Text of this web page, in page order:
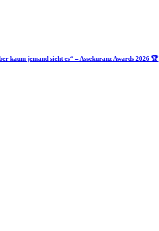
kaum jemand sieht es“ – Assekuranz Awards 2026 🏆